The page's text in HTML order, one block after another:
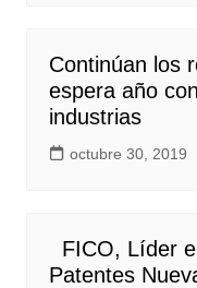
Continúan los
espera año
industrias
octubre 30, 2019
FICO, Líder
Patentes